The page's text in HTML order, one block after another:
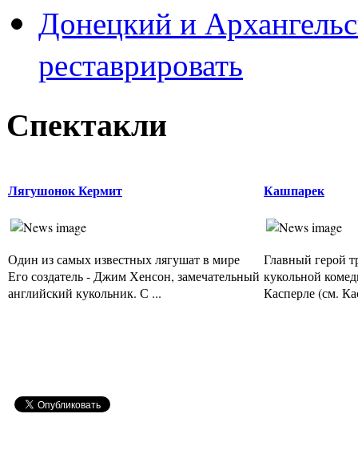
Донецкий и
реставрировать
Спектакли
Лягушонок Кермит
Один из самых известных лягушат в мире
Его создатель - Джим Хенсон, замечательный
английский кукольник. С ...
Кашпарек
Главный герой
кукольной
Касперле (см.